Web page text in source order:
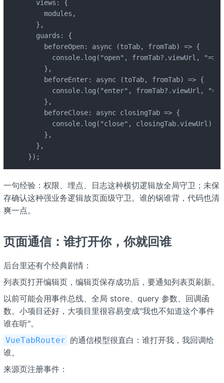
  views: {
    modules,
  },
  guards: {
    beforeOpen: async (toTab, fromTab) => {
console.log("open", fromTab?.viewUrl,
    },
    beforeEnter: async (toTab, fromTab) => {
console.log("enter", fromTab?.viewUrl,
    },
    beforeClose: async closingTab => {
      console.log("close", closingTab.viewUrl);
    },
  },
});
一句经验：权限、埋点、日志这种横切逻辑放全局守卫；未保
存确认这种强业务逻辑放页面级守卫。谁的锅谁背，代码也清
爽一点。
页面通信：谁打开你，你就回谁
后台里还有个经典剧情：
列表页打开编辑页，编辑页保存成功后，要通知列表页刷新。
以前可能会用事件总线、全局 store、query 参数、回调函
数。小项目还好，大项目里很容易变成"我也不知道这个事件
谁在听"。
VueTabRouter 的通信模型很直白：谁打开我，我回调给
谁。
来源页注册事件：